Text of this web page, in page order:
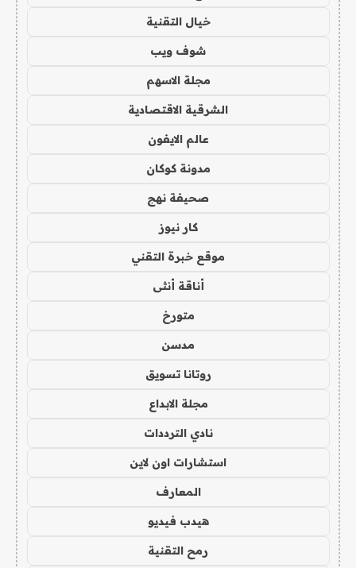
خيال التقنية
شوف ويب
مجلة الاسهم
الشرقية الاقتصادية
عالم الايفون
مدونة كوكان
صحيفة نهج
كار نيوز
موقع خبرة التقني
أناقة أنثى
متورخ
مدسن
روتانا تسويق
مجلة الابداع
نادي الترددات
استشارات اون لاين
المعارف
هيدب فيديو
رمح التقنية